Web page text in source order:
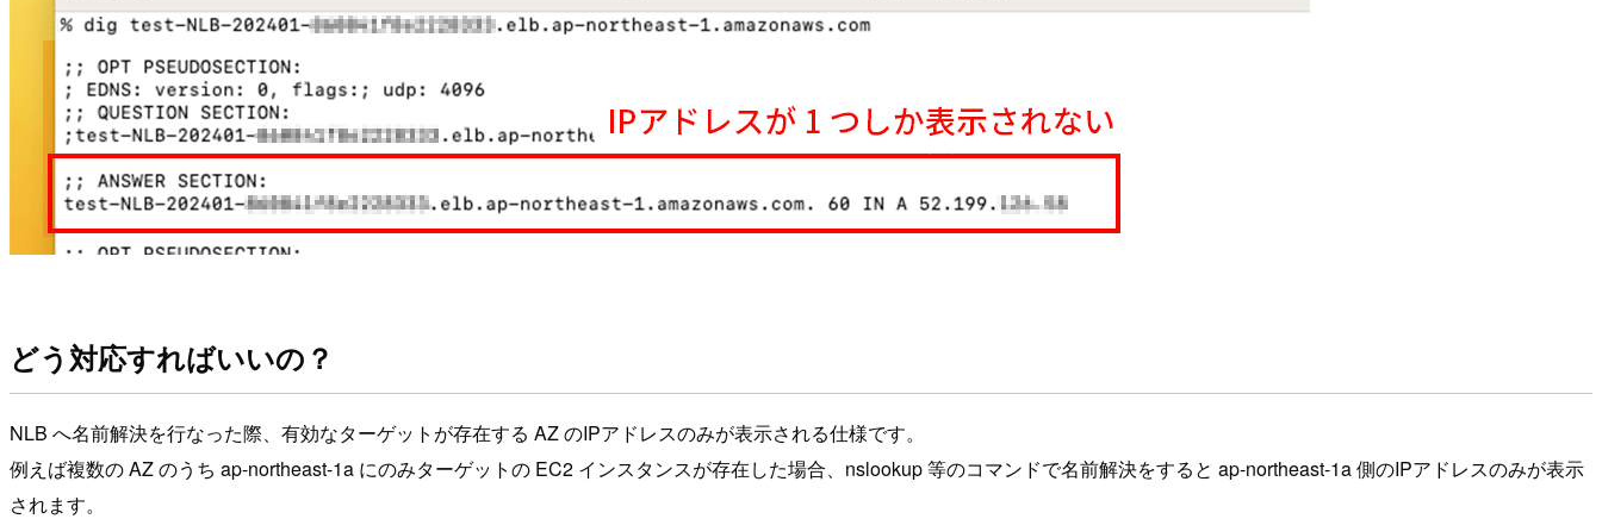
どう対応すればいいの？
NLB へ名前解決を行なった際、有効なターゲットが存在する AZ のIPアドレスのみが表示される仕様です。
例えば複数の AZ のうち ap-northeast-1a にのみターゲットの EC2 インスタンスが存在した場合、nslookup 等のコマンドで名前解決をすると ap-northeast-1a 側のIPアドレスのみが表示
されます。